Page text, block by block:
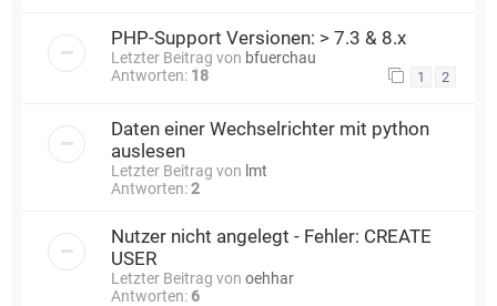
PHP-Support Versionen: > 7.3 & 8.x
Letzter Beitrag von bfuerchau
Antworten: 18 1 2
Daten einer Wechselrichter mit python
auslesen
Letzter Beitrag von lmt
Antworten:2
Nutzer nicht angelegt - Fehler: CREATE
USER
Letzter Beitrag von oehhar
Antworten: 6